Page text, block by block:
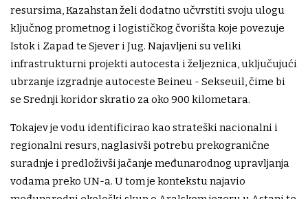
resursima, Kazahstan želi dodatno učvrstiti svoju ulogu
ključnog prometnog i logističkog čvorišta koje povezuje
Istok i Zapad te Sjever i Jug. Najavljeni su veliki
infrastrukturni projekti autocesta i željeznica, uključujući
ubrzanje izgradnje autoceste Beineu - Sekseuil, čime bi
se Srednji koridor skratio za oko 900 kilometara.
Tokajev je vodu identificirao kao strateški nacionalni i
regionalni resurs, naglasivši potrebu prekogranične
suradnje i predloživši jačanje međunarodnog upravljanja
vodama preko UN-a. U tom je kontekstu najavio